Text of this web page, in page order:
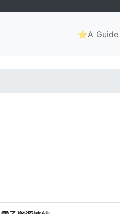
Main
navigation
⭐A